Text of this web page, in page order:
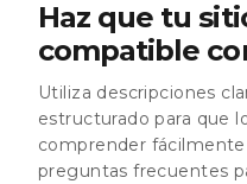
Haz que tu
compatible
Utiliza descripciones
estructurado para que
comprender
preguntas frecuentes